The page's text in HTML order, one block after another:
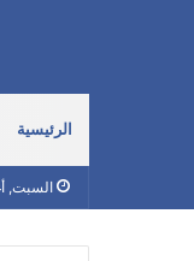
الرئيسية
السبت,